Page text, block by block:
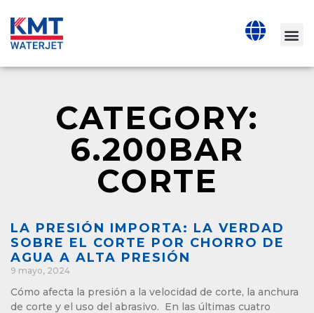
CATEGORY:
6.200BAR
CORTE
LA PRESIÓN IMPORTA: LA VERDAD
SOBRE EL CORTE POR CHORRO DE
AGUA A ALTA PRESIÓN
9 mayo, 2024
Cómo afecta la presión a la velocidad de corte, la anchura
de corte y el uso del abrasivo. En las últimas cuatro